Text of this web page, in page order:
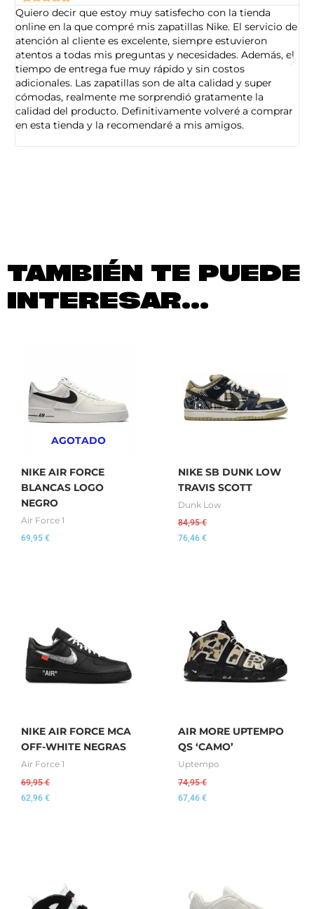
Quiero decir que estoy muy satisfecho con la tienda
online en la que compré mis zapatillas Nike. El servicio de
atención al cliente es excelente, siempre estuvieron
atentos a todas mis preguntas y necesidades. Además, el
tiempo de entrega fue muy rápido y sin costos
adicionales. Las zapatillas son de alta calidad y super
cómodas, realmente me sorprendió gratamente la
calidad del producto. Definitivamente volveré a comprar
en esta tienda y la recomendaré a mis amigos.
TAMBIÉN TE PUEDE
INTERESAR...
AGOTADO
NIKE AIR FORCE
BLANCAS LOGO
NEGRO
Air Force 1
69,95 €
NIKE SB DUNK LOW
TRAVIS SCOTT
Dunk Low
84,95€
76,46 €
NIKE AIR FORCE MCA
OFF-WHITE NEGRAS
Air Force 1
69,95€
62,96 €
AIR MORE UPTEMPO
QS ‘CAMO’
Uptempo
74,95€
67,46 €